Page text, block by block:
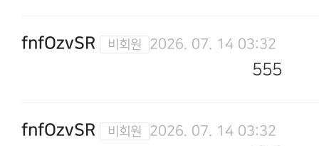
fnfOzvSR 2026. 07. 14 03:32
555
fnfOzvSR 2026. 07. 14 03:32